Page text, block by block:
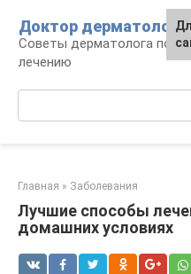
контенту
Доктор дерматолог
Советы дерматолога по
лечению
Главная » Заболевания
Лучшие способы
домашних условиях